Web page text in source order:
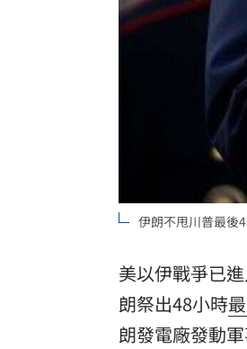
伊朗不甩川普最後
美以伊戰爭已
朗祭出48小時
朗發電廠發動